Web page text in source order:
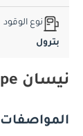
نوع الوقود
بترول
نيسان 370Z Std 3.7L (324 HP) Coupe المواصفات والميزات
المواصفات